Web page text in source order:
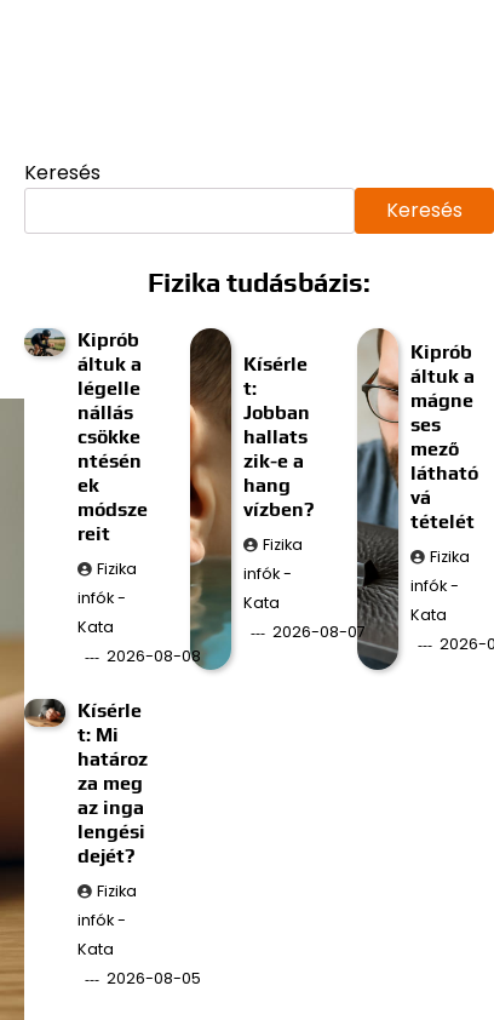
Keresés
Keresés
Fizika tudásbázis:
Kiprób
áltuk a
légelle
nállás
csökke
ntésén
ek
módsze
reit
Fizika
infók -
Kata
2026-08-08
Kísérle
t:
Jobban
hallats
zik-e a
hang
vízben?
Fizika
infók -
Kata
2026-08-07
Kiprób
áltuk a
mágne
ses
mező
látható
vá
tételét
Fizika
infók -
Kata
2026-
Kísérle
t: Mi
határoz
za meg
az inga
lengési
dejét?
Fizika
infók -
Kata
2026-08-05